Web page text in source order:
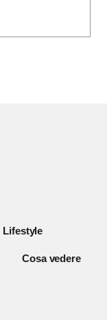
Lifestyle
Cosa vedere